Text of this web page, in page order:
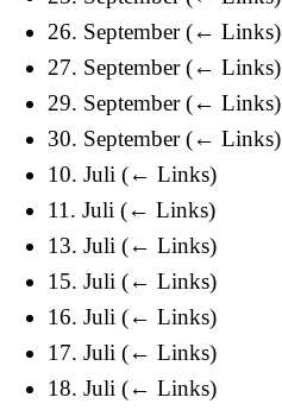
26. September (← Links)
27. September (← Links)
29. September (← Links)
30. September (← Links)
10. Juli (← Links)
11. Juli (← Links)
13. Juli (← Links)
15. Juli (← Links)
16. Juli (← Links)
17. Juli (← Links)
18. Juli (← Links)